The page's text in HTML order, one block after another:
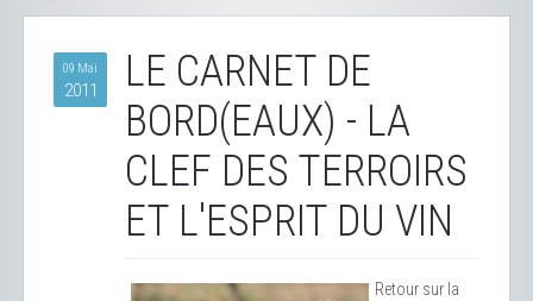
09 Mai
2011
LE CARNET DE
BORD(EAUX) - LA
CLEF DES TERROIRS
ET L'ESPRIT DU VIN
Retour sur la